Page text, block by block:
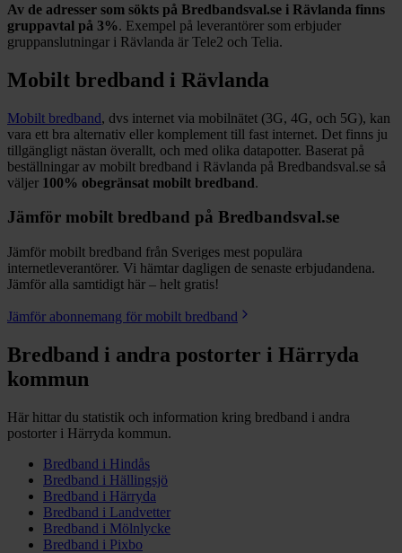
Av de adresser som sökts på Bredbandsval.se i Rävlanda finns
gruppavtal på 3%. Exempel på leverantörer som erbjuder
gruppanslutningar i Rävlanda är Tele2 och Telia.
Mobilt bredband i Rävlanda
Mobilt bredband, dvs internet via mobilnätet (3G, 4G, och 5G), kan
vara ett bra alternativ eller komplement till fast internet. Det finns ju
tillgängligt nästan överallt, och med olika datapotter. Baserat på
beställningar av mobilt bredband i Rävlanda på Bredbandsval.se så
väljer 100% obegränsat mobilt bredband.
Jämför mobilt bredband på Bredbandsval.se
Jämför mobilt bredband från Sveriges mest populära
internetleverantörer. Vi hämtar dagligen de senaste erbjudandena.
Jämför alla samtidigt här – helt gratis!
Jämför abonnemang för mobilt bredband
Bredband i andra postorter i Härryda
kommun
Här hittar du statistik och information kring bredband i andra
postorter i Härryda kommun.
Bredband i Hindås
Bredband i Hällingsjö
Bredband i Härryda
Bredband i Landvetter
Bredband i Mölnlycke
Bredband i Pixbo